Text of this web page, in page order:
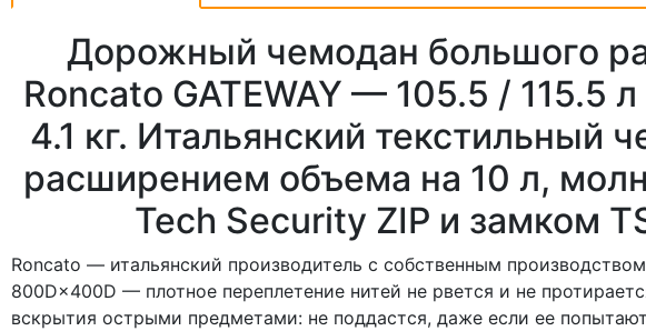
Дорожный чемодан большого
Roncato GATEWAY — 105.5 / 115.5
4.1 кг. Итальянский текстильный
расширением объема на 10 л,
Tech Security ZIP и замком
Roncato — итальянский производитель с собственным
800D×400D — плотное переплетение нитей не рвется и не
вскрытия острыми предметами: не поддастся, даже если ее